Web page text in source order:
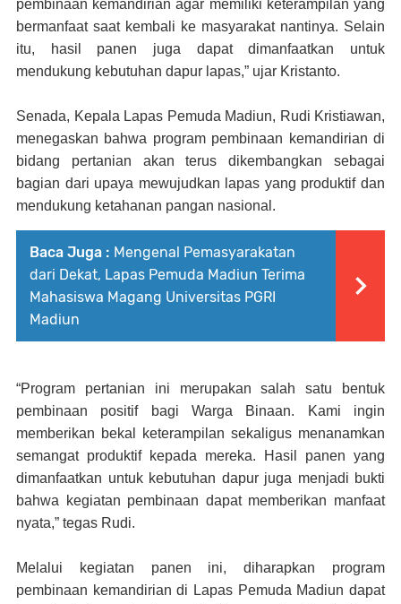
pembinaan kemandirian agar memiliki keterampilan yang
bermanfaat saat kembali ke masyarakat nantinya. Selain
itu, hasil panen juga dapat dimanfaatkan untuk
mendukung kebutuhan dapur lapas,” ujar Kristanto.
Senada, Kepala Lapas Pemuda Madiun, Rudi Kristiawan,
menegaskan bahwa program pembinaan kemandirian di
bidang pertanian akan terus dikembangkan sebagai
bagian dari upaya mewujudkan lapas yang produktif dan
mendukung ketahanan pangan nasional.
Baca Juga : Mengenal Pemasyarakatan
dari Dekat, Lapas Pemuda Madiun Terima
Mahasiswa Magang Universitas PGRI
Madiun
“Program pertanian ini merupakan salah satu bentuk
pembinaan positif bagi Warga Binaan. Kami ingin
memberikan bekal keterampilan sekaligus menanamkan
semangat produktif kepada mereka. Hasil panen yang
dimanfaatkan untuk kebutuhan dapur juga menjadi bukti
bahwa kegiatan pembinaan dapat memberikan manfaat
nyata,” tegas Rudi.
Melalui kegiatan panen ini, diharapkan program
pembinaan kemandirian di Lapas Pemuda Madiun dapat